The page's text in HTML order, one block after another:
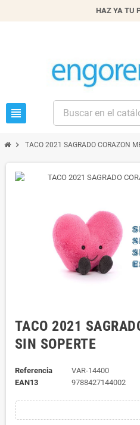
HAZ YA TU
view_headline
chevron_right TACO 2021 SAGRADO CORAZON
TACO 2021
SIN SOPERTE
Referencia
VAR-14400
EAN13
9788427144002